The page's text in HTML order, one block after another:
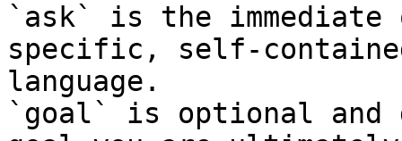
`ask` is the
specific, self-
language.
`goal` is optional and